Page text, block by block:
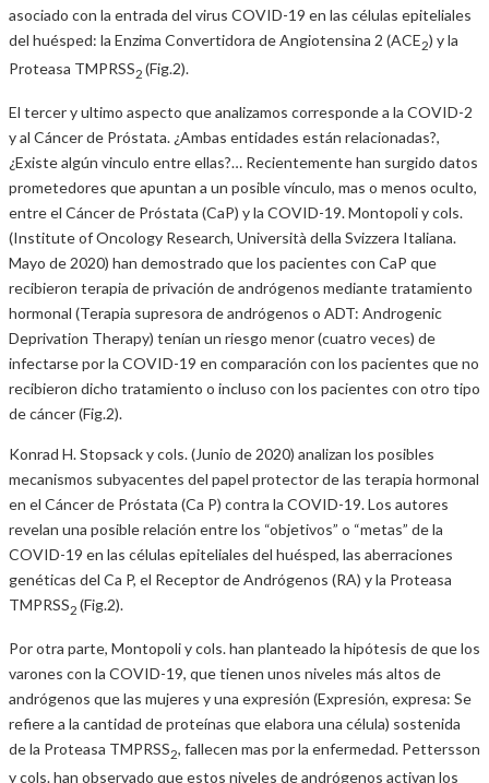
asociado con la entrada del virus COVID-19 en las células epiteliales
del huésped: la Enzima Convertidora de Angiotensina 2 (ACE2) y la
Proteasa TMPRSS2 (Fig.2).
El tercer y ultimo aspecto que analizamos corresponde a la COVID-2
y al Cáncer de Próstata. ¿Ambas entidades están relacionadas?,
¿Existe algún vinculo entre ellas?… Recientemente han surgido datos
prometedores que apuntan a un posible vínculo, mas o menos oculto,
entre el Cáncer de Próstata (CaP) y la COVID-19. Montopoli y cols.
(Institute of Oncology Research, Università della Svizzera Italiana.
Mayo de 2020) han demostrado que los pacientes con CaP que
recibieron terapia de privación de andrógenos mediante tratamiento
hormonal (Terapia supresora de andrógenos o ADT: Androgenic
Deprivation Therapy) tenían un riesgo menor (cuatro veces) de
infectarse por la COVID-19 en comparación con los pacientes que no
recibieron dicho tratamiento o incluso con los pacientes con otro tipo
de cáncer (Fig.2).
Konrad H. Stopsack y cols. (Junio de 2020) analizan los posibles
mecanismos subyacentes del papel protector de las terapia hormonal
en el Cáncer de Próstata (Ca P) contra la COVID-19. Los autores
revelan una posible relación entre los “objetivos” o “metas” de la
COVID-19 en las células epiteliales del huésped, las aberraciones
genéticas del Ca P, el Receptor de Andrógenos (RA) y la Proteasa
TMPRSS2 (Fig.2).
Por otra parte, Montopoli y cols. han planteado la hipótesis de que los
varones con la COVID-19, que tienen unos niveles más altos de
andrógenos que las mujeres y una expresión (Expresión, expresa: Se
refiere a la cantidad de proteínas que elabora una célula) sostenida
de la Proteasa TMPRSS2, fallecen mas por la enfermedad. Pettersson
y cols. han observado que estos niveles de andrógenos activan los